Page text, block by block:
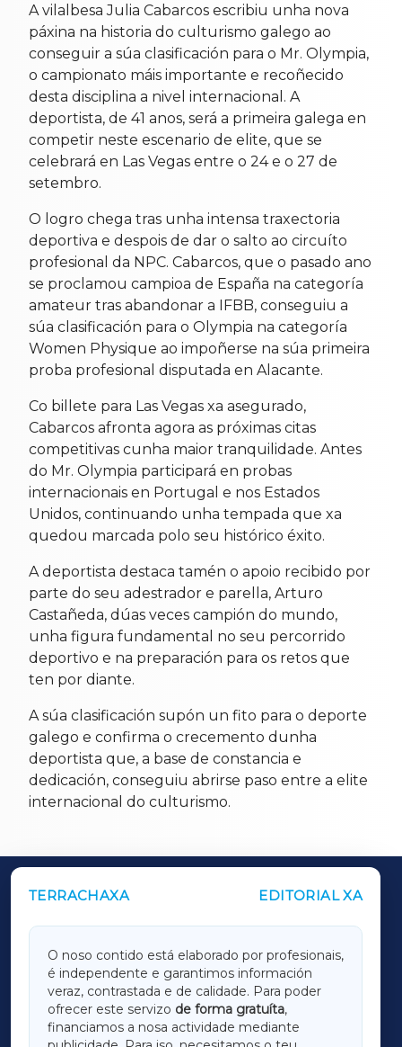
A vilalbesa Julia Cabarcos escribiu unha nova
páxina na historia do culturismo galego ao
conseguir a súa clasificación para o Mr. Olympia,
o campionato máis importante e recoñecido
desta disciplina a nivel internacional. A
deportista, de 41 anos, será a primeira galega en
competir neste escenario de elite, que se
celebrará en Las Vegas entre o 24 e o 27 de
setembro.
O logro chega tras unha intensa traxectoria
deportiva e despois de dar o salto ao circuíto
profesional da NPC. Cabarcos, que o pasado ano
se proclamou campioa de España na categoría
amateur tras abandonar a IFBB, conseguiu a
súa clasificación para o Olympia na categoría
Women Physique ao impoñerse na súa primeira
proba profesional disputada en Alacante.
Co billete para Las Vegas xa asegurado,
Cabarcos afronta agora as próximas citas
competitivas cunha maior tranquilidade. Antes
do Mr. Olympia participará en probas
internacionais en Portugal e nos Estados
Unidos, continuando unha tempada que xa
quedou marcada polo seu histórico éxito.
A deportista destaca tamén o apoio recibido por
parte do seu adestrador e parella, Arturo
Castañeda, dúas veces campión do mundo,
unha figura fundamental no seu percorrido
deportivo e na preparación para os retos que
ten por diante.
A súa clasificación supón un fito para o deporte
galego e confirma o crecemento dunha
deportista que, a base de constancia e
dedicación, conseguiu abrirse paso entre a elite
internacional do culturismo.
TERRACHAXA EDITORIAL XA
O noso contido está elaborado por profesionais,
é independente e garantimos información
veraz, contrastada e de calidade. Para poder
ofrecer este servizo de forma gratuíta,
financiamos a nosa actividade mediante
OUTROS PERIÓDICOS
LUGOXA
TERRACHAXA